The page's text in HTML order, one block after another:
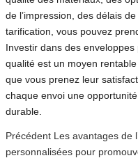
de l’impression, des délais
tarification, vous pouvez
Investir dans des
qualité est un moyen
que vous prenez leur
chaque envoi une
durable.
Navigation
Précédent Article
précédent
Les avantages de
personnalisées pour